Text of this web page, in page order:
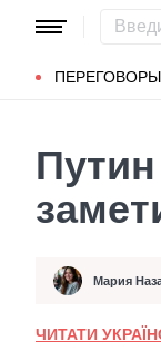
Популярные
Автор Мария
Дата публикации
ЧИТАТИ